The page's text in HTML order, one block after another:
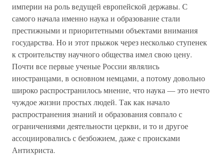
империи на роль ведущей европейской державы. С
самого начала именно наука и образование стали
престижными и приоритетными объектами внимания
государства. Но и этот прыжок через несколько ступенек
к строительству научного общества имел свою цену.
Почти все первые ученые России являлись
иностранцами, в основном немцами, а потому довольно
широко распространилось мнение, что наука — это нечто
чуждое жизни простых людей. Так как начало
распространения знаний и образования совпало с
ограничениями деятельности церкви, и то и другое
ассоциировались с безбожием, даже с происками
Антихриста.